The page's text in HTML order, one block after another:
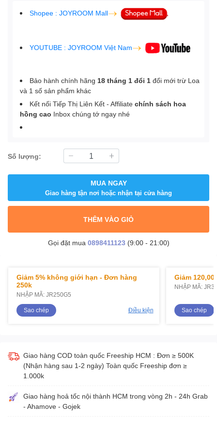
Shopee : JOYROOM Mall
YOUTUBE : JOYROOM Việt Nam
Bảo hành chính hãng 18 tháng 1 đổi 1 đổi mới trừ Loa
và 1 số sản phẩm khác
Kết nối Tiếp Thị Liên Kết - Affiliate chính sách hoa
hồng cao Inbox chúng tớ ngay nhé
Số lượng:
MUA NGAY
Giao hàng tận nơi hoặc nhận tại cửa hàng
THÊM VÀO GIỎ
Gọi đặt mua 0898411123(9:00 - 21:00)
Giảm 5% không giới hạn - Đơn hàng
250k
NHẬP MÃ: JR250G5
Sao chép Điều kiện
Giảm
NHẬP MÃ:
Sao chép
Giao hàng COD toàn quốc Freeship HCM : Đơn ≥ 500K
(Nhận hàng sau 1-2 ngày) Toàn quốc Freeship đơn ≥
1.000k
Giao hàng hoả tốc nội thành HCM trong vòng 2h - 24h Grab
- Ahamove - Gojek